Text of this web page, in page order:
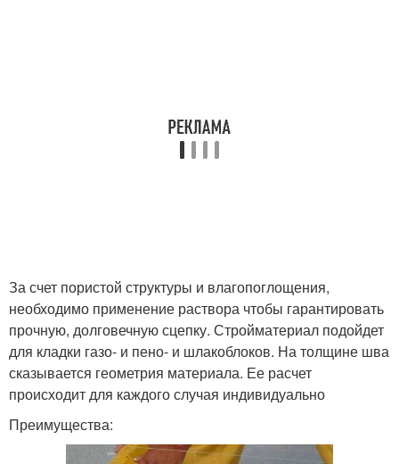
За счет пористой структуры и влагопоглощения,
необходимо применение раствора чтобы гарантировать
прочную, долговечную сцепку. Стройматериал подойдет
для кладки газо- и пено- и шлакоблоков. На толщине шва
сказывается геометрия материала. Ее расчет
происходит для каждого случая индивидуально
Преимущества: